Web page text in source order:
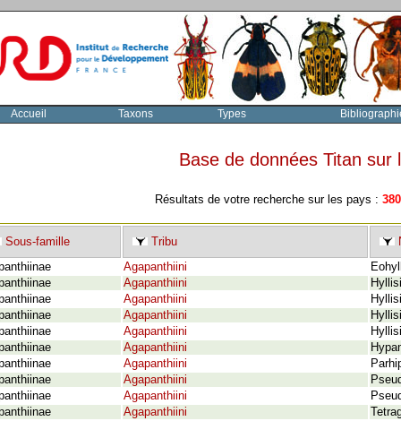
Accueil Taxons Types
Base de données Titan
Résultats de votre recherche sur les pays : 380
Sous-famille Tribu
Agapanthiini
Agapanthiini
Agapanthiini
Agapanthiini
Agapanthiini
Agapanthiini
Agapanthiini
Agapanthiini
Agapanthiini
Agapanthiini